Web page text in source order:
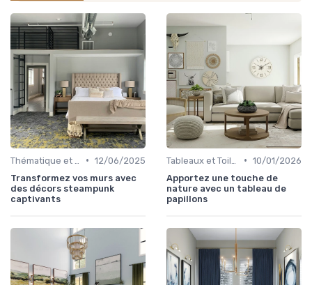
• 12/06/2025
Transformez vos murs avec
des décors steampunk
captivants
• 10/01/2026
Apportez une touche de
nature avec un tableau de
papillons